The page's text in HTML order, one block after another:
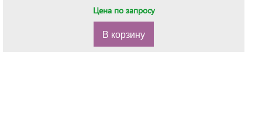
Цена по запросу
В корзину